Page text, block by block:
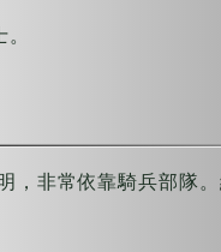
，非常依靠騎兵部隊